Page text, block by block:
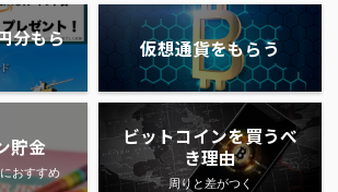
分もら
仮想通貨をもらう
貯金
おすすめ
ビットコインを買うべ
き理由
周りと差がつく